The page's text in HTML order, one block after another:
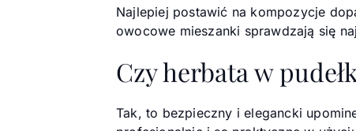
Najlepiej postawić na kompozycje
owocowe mieszanki sprawdzają się
Czy herbata w
Tak, to bezpieczny i elegancki